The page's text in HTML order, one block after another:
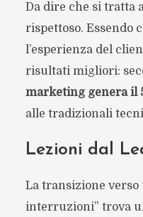
Da dire che si tratta
rispettoso. Essendo
l’esperienza del
risultati migliori:
marketing genera il
alle tradizionali
Lezioni dal
La transizione verso
interruzioni” trova